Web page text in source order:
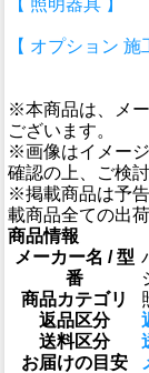
【 オプション 施
※本商品は、メ
ございます。
※画像はイメー
確認の上、ご検
※掲載商品は予
載商品全ての出
商品情報
メーカー名 / 型
番
商品カテゴリ
返品区分
送料区分
お届けの目安